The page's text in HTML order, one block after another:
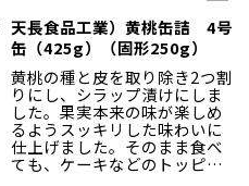
天長食品工業）黄桃缶詰 4号
缶（425g）（固形250g）
黄桃の種と皮を取り除き2つ割
りにし、シラップ漬けにしま
した。果実本来の味が楽しめ
るようスッキリした味わいに
仕上げました。そのまま食べ
ても、ケーキなどのトッピン